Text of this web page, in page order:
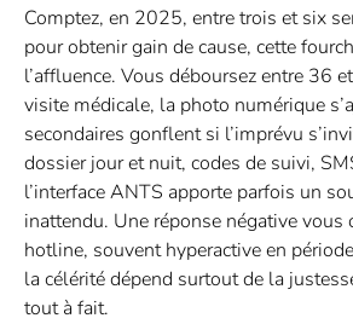
Comptez, en 2025, entre trois et six
pour obtenir gain de cause, cette
l’affluence. Vous déboursez entre 36
visite médicale, la photo numérique
secondaires gonflent si l’imprévu
dossier jour et nuit, codes de suivi,
l’interface ANTS apporte parfois un
inattendu. Une réponse négative vous
hotline, souvent hyperactive en
la célérité dépend surtout de la
tout à fait.